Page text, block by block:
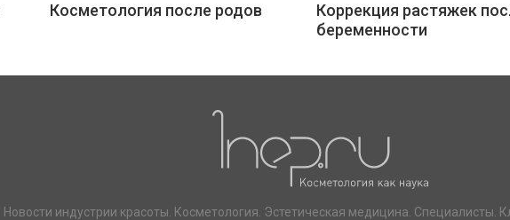
Косметология после родов
Коррекция растяжек
беременности
Новости индустрии красоты. Косметология. Эстетическая медицина. Специалисты.